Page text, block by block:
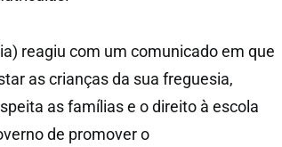
reagiu com um comunicado em que
as crianças da sua freguesia,
as famílias e o direito à escola
de promover o